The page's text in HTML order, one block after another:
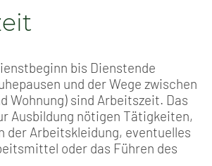
bis Dienstende
und der Wege zwischen
Wohnung) sind Arbeitszeit. Das
Ausbildung nötigen Tätigkeiten,
der Arbeitskleidung, eventuelles
oder das Führen des